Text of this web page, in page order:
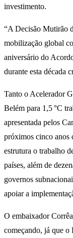
investimento.
“A Decisão Mutirão
mobilização global
aniversário do
durante esta década
Tanto o Acelerador
Belém para 1,5 °C
apresentada pelos
próximos cinco anos
estrutura o trabalho
países, além de
governos
apoiar a
O embaixador
começando, já que o